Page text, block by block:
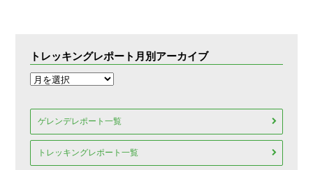
トレッキングレポート月別アーカイブ
ゲレンデレポート一覧
トレッキングレポート一覧